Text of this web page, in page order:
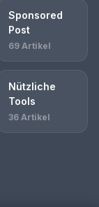
Sponsored
Post
69 Artikel
Nützliche
Tools
36 Artikel